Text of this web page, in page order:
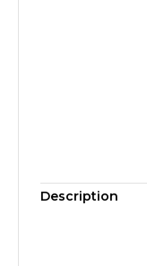
Description